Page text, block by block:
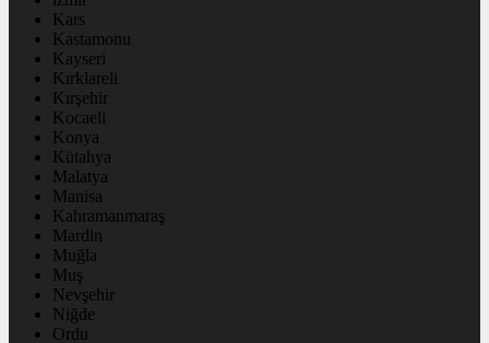
Kars
Kastamonu
Kayseri
Kırklareli
Kırşehir
Kocaeli
Konya
Kütahya
Malatya
Manisa
Kahramanmaraş
Mardin
Muğla
Muş
Nevşehir
Niğde
Ordu